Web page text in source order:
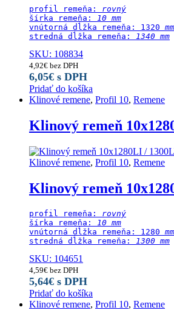
profil remeňa: rovný
šírka remeňa:
10 mm
vnútorná dĺžka remeňa: 1320 mm
stredná dĺžka remeňa:
1340 mm
SKU: 108834
4,92€ bez DPH
6,05€ s DPH
Pridať do košíka
Klinové remene, Profil 10, Remene
Klinový remeň
Klinové remene, Profil 10, Remene
Klinový remeň
profil remeňa: rovný
šírka remeňa:
10 mm
vnútorná dĺžka remeňa: 1280 mm
stredná dĺžka remeňa:
1300 mm
SKU: 104651
4,59€ bez DPH
5,64€ s DPH
Pridať do košíka
Klinové remene, Profil 10, Remene